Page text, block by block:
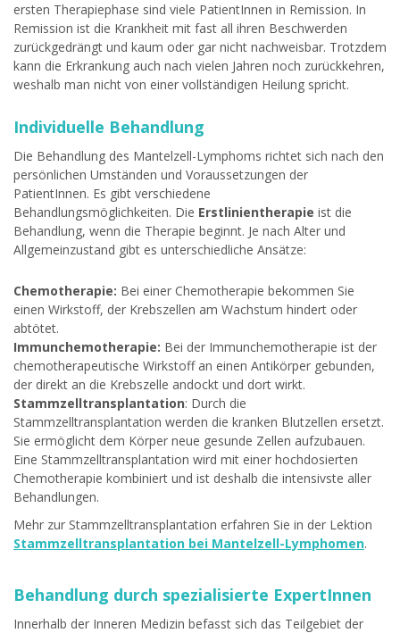
ersten Therapiephase sind viele PatientInnen in Remission. In
Remission ist die Krankheit mit fast all ihren Beschwerden
zurückgedrängt und kaum oder gar nicht nachweisbar. Trotzdem
kann die Erkrankung auch nach vielen Jahren noch zurückkehren,
weshalb man nicht von einer vollständigen Heilung spricht.
Individuelle Behandlung
Die Behandlung des Mantelzell-Lymphoms richtet sich nach den
persönlichen Umständen und Voraussetzungen der
PatientInnen. Es gibt verschiedene
Behandlungsmöglichkeiten. Die Erstlinientherapie ist die
Behandlung, wenn die Therapie beginnt. Je nach Alter und
Allgemeinzustand gibt es unterschiedliche Ansätze:
Chemotherapie: Bei einer Chemotherapie bekommen Sie
einen Wirkstoff, der Krebszellen am Wachstum hindert oder
abtötet.
Immunchemotherapie: Bei der Immunchemotherapie ist der
chemotherapeutische Wirkstoff an einen Antikörper gebunden,
der direkt an die Krebszelle andockt und dort wirkt.
Stammzelltransplantation: Durch die
Stammzelltransplantation werden die kranken Blutzellen ersetzt.
Sie ermöglicht dem Körper neue gesunde Zellen aufzubauen.
Eine Stammzelltransplantation wird mit einer hochdosierten
Chemotherapie kombiniert und ist deshalb die intensivste aller
Behandlungen.
Mehr zur Stammzelltransplantation erfahren Sie in der Lektion
Stammzelltransplantation bei Mantelzell-Lymphomen.
Behandlung durch spezialisierte ExpertInnen
Innerhalb der Inneren Medizin befasst sich das Teilgebiet der